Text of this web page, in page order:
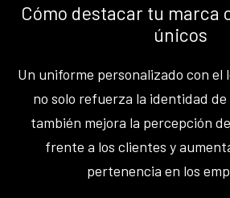
Cómo destacar tu marca
únicos
Un uniforme personalizado con el
no solo refuerza la identidad
también mejora la percepción
frente a los clientes y
pertenencia en los